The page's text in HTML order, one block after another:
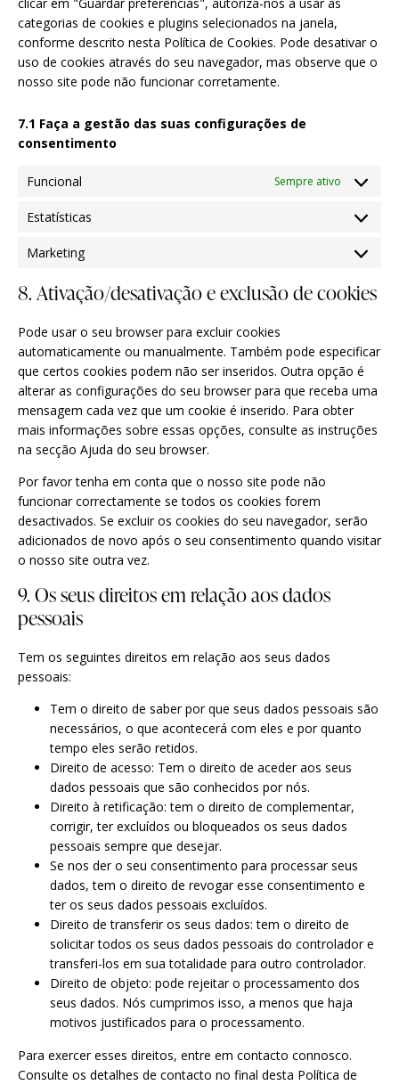
categorias de cookies e plugins selecionados na janela,
conforme descrito nesta Política de Cookies. Pode desativar o
uso de cookies através do seu navegador, mas observe que o
nosso site pode não funcionar corretamente.
7.1 Faça a gestão das suas configurações de
consentimento
Funcional Sempre ativo
Estatísticas
Marketing
8. Ativação/desativação e exclusão de cookies
Pode usar o seu browser para excluir cookies
automaticamente ou manualmente. Também pode especificar
que certos cookies podem não ser inseridos. Outra opção é
alterar as configurações do seu browser para que receba uma
mensagem cada vez que um cookie é inserido. Para obter
mais informações sobre essas opções, consulte as instruções
na secção Ajuda do seu browser.
Por favor tenha em conta que o nosso site pode não
funcionar correctamente se todos os cookies forem
desactivados. Se excluir os cookies do seu navegador, serão
adicionados de novo após o seu consentimento quando visitar
o nosso site outra vez.
9. Os seus direitos em relação aos dados
pessoais
Tem os seguintes direitos em relação aos seus dados
pessoais:
Tem o direito de saber por que seus dados pessoais são
necessários, o que acontecerá com eles e por quanto
tempo eles serão retidos.
Direito de acesso: Tem o direito de aceder aos seus
dados pessoais que são conhecidos por nós.
Direito à retificação: tem o direito de complementar,
corrigir, ter excluídos ou bloqueados os seus dados
pessoais sempre que desejar.
Se nos der o seu consentimento para processar seus
dados, tem o direito de revogar esse consentimento e
ter os seus dados pessoais excluídos.
Direito de transferir os seus dados: tem o direito de
solicitar todos os seus dados pessoais do controlador e
transferi-los em sua totalidade para outro controlador.
Direito de objeto: pode rejeitar o processamento dos
seus dados. Nós cumprimos isso, a menos que haja
motivos justificados para o processamento.
Para exercer esses direitos, entre em contacto connosco.
Consulte os detalhes de contacto no final desta Política de